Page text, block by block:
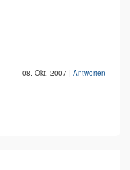
08. Okt. 2007 | Antworten